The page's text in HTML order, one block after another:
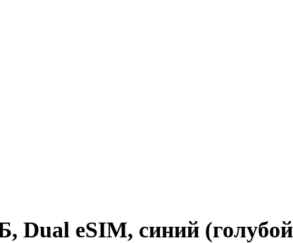
Dual еSIM, синий